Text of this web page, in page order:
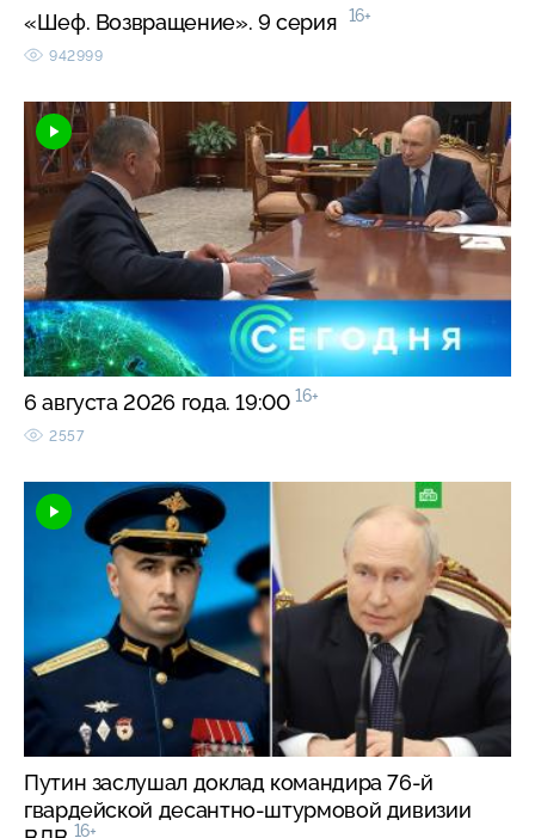
«Шеф. Возвращение». 9 серия 16+
942999
6 августа 2026 года. 19:00 16+
2557
Путин заслушал доклад командира 76-й
гвардейской десантно-штурмовой дивизии
16+